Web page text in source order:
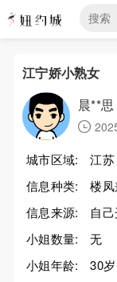
江宁娇小熟女
晨**思
城市区域:
江
信息种类:
楼
信息来源:
自
小姐数量:
无
小姐年龄:
30